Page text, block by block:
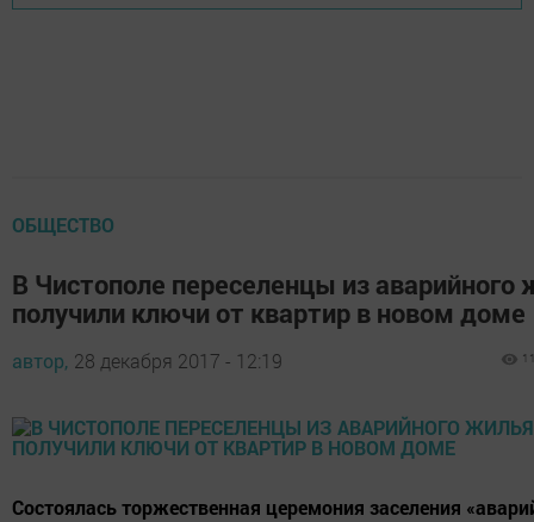
ОБЩЕСТВО
В Чистополе переселенцы из аварийного
получили ключи от квартир в новом доме
автор, 28 декабря 2017 - 12:19
Состоялась торжественная церемония заселения